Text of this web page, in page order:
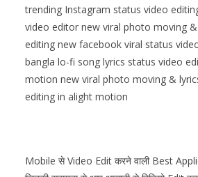
trending Instagram status video
video editor new viral photo moving
editing new facebook viral status
bangla lo-fi song lyrics status video
motion new viral photo moving &
editing in alight motion
Mobile से Video Edit करने वाली Best